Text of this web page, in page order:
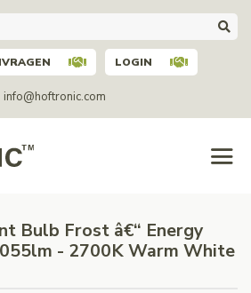
info@hoftronic.com
LOGIN
Bulb Frost â€“ Energy
- 2700K Warm White